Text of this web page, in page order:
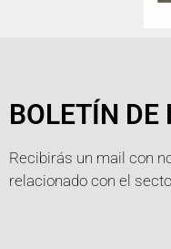
BOLETÍN DE
Recibirás un mail con
relacionado con el